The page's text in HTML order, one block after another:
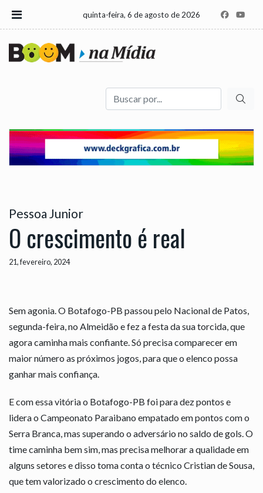
quinta-feira, 6 de agosto de 2026
Buscar
Pessoa Junior
O crescimento é real
21, fevereiro, 2024
Sem agonia. O Botafogo-PB passou pelo Nacional de Patos,
segunda-feira, no Almeidão e fez a festa da sua torcida, que
agora caminha mais confiante. Só precisa comparecer em
maior número as próximos jogos, para que o elenco possa
ganhar mais confiança.
E com essa vitória o Botafogo-PB foi para dez pontos e
lidera o Campeonato Paraibano empatado em pontos com o
Serra Branca, mas superando o adversário no saldo de gols. O
time caminha bem sim, mas precisa melhorar a qualidade em
alguns setores e disso toma conta o técnico Cristian de Sousa,
que tem valorizado o crescimento do elenco.